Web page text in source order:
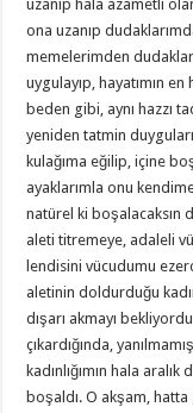
uzanıp hala azametli
ona uzanıp
memelerimden
uygulayıp, hayatımın
beden gibi, aynı hazzı
yeniden tatmin
kulağıma eğilip, içine
ayaklarımla onu
natürel ki boşalacaksın
aleti titremeye, adaleli
lendisini vücudumu
aletinin doldurduğu
dışarı akmayı
çıkardığında,
kadınlığımın hala
boşaldı. O akşam,